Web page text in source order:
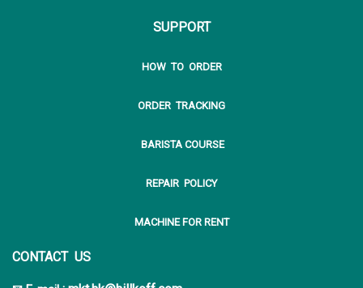
SUPPORT
HOW TO ORDER
ORDER TRACKING
BARISTA COURSE
REPAIR POLICY
MACHINE FOR RENT
CONTACT US